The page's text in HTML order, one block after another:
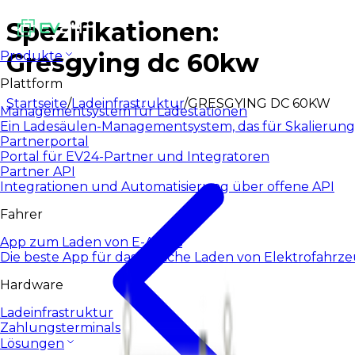
Produkte
Plattform
Managementsystem für Ladestationen
Ein Ladesäulen-Managementsystem, das für
Partnerportal
Portal für EV24-Partner und Integratoren
Partner API
Integrationen und Automatisierung über offene API
Fahrer
App zum Laden von E-Autos
Die beste App für das tägliche Laden von
Hardware
Ladeinfrastruktur
Zahlungsterminals
Lösungen
Spezifikationen:
Gresgying dc 60kw
Startseite/Ladeinfrastruktur/GRESGYING DC 60KW